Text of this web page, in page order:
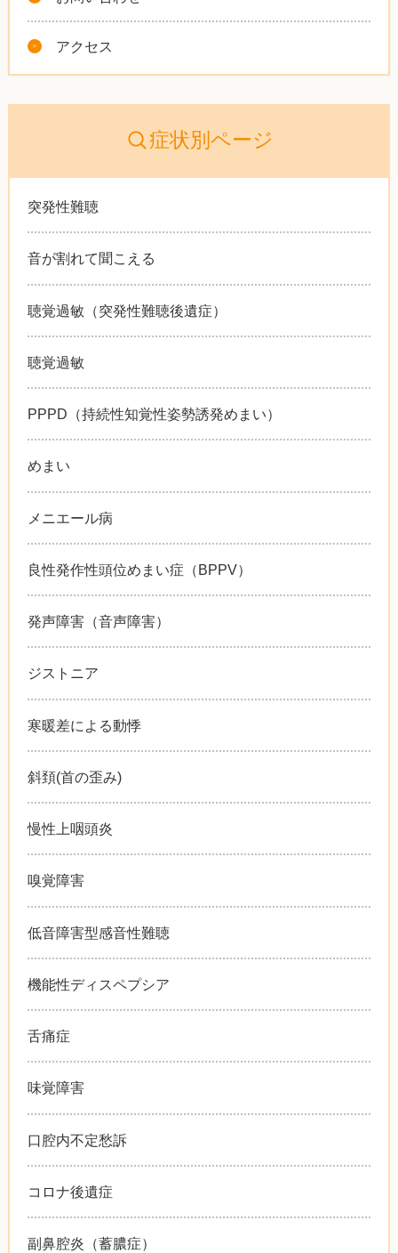
アクセス
症状別ページ
突発性難聴
音が割れて聞こえる
聴覚過敏（突発性難聴後遺症）
聴覚過敏
PPPD（持続性知覚性姿勢誘発めまい）
めまい
メニエール病
良性発作性頭位めまい症（BPPV）
発声障害（音声障害）
ジストニア
寒暖差による動悸
斜頚(首の歪み)
慢性上咽頭炎
嗅覚障害
低音障害型感音性難聴
機能性ディスペプシア
舌痛症
味覚障害
口腔内不定愁訴
コロナ後遺症
副鼻腔炎（蓄膿症）